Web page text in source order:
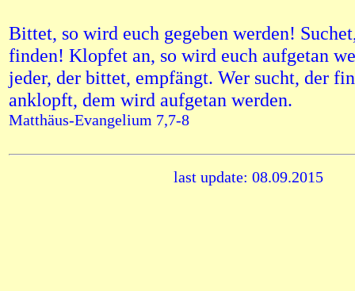
Bittet, so wird euch gegeben werden!
finden! Klopfet an, so wird euch aufgetan
jeder, der bittet, empfängt. Wer sucht, der
anklopft, dem wird aufgetan werden.
Matthäus-Evangelium 7,7-8
last update: 08.09.2015